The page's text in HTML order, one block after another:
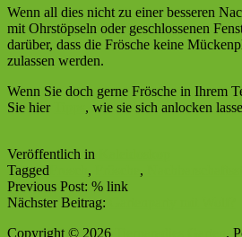
Wenn all dies nicht zu einer besseren
mit Ohrstöpseln oder geschlossenen
darüber, dass die Frösche keine
zulassen werden.
Wenn Sie doch gerne Frösche in Ihrem
Sie hier
, wie sie sich anlocken
Veröffentlich in
Tagged
, ,
Previous Post: % link
Nächster Beitrag:
Copyright © 2026
.